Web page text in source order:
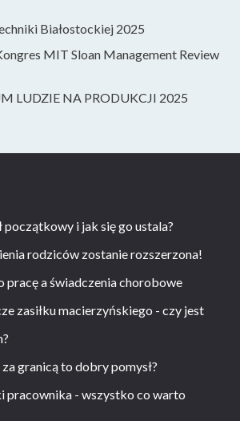
Białostockiej 2025
MIT Sloan Management Review
LUDZIE NA PRODUKCJI 2025
początkowy i jak się go ustala?
rodziców zostanie rozszerzona!
pracę a świadczenia chorobowe
zasiłku macierzyńskiego - czy jest
granicą to dobry pomysł?
pracownika - wszystko co warto